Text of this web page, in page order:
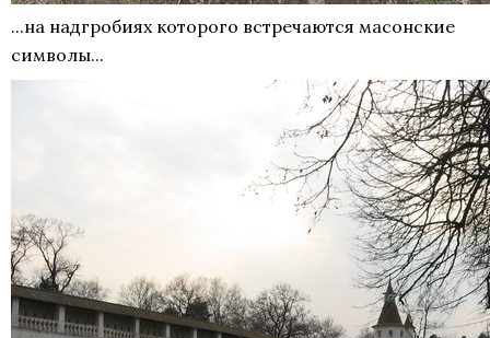
...на надгробиях которого встречаются масонские
символы...